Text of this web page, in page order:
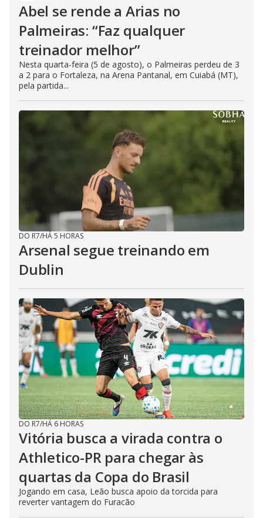
Abel se rende a Arias no
Palmeiras: “Faz qualquer
treinador melhor”
Nesta quarta-feira (5 de agosto), o Palmeiras perdeu de 3
a 2 para o Fortaleza, na Arena Pantanal, em Cuiabá (MT),
pela partida...
DO R7/HÁ 5 HORAS
Arsenal segue treinando em
Dublin
DO R7/HÁ 6 HORAS
Vitória busca a virada contra o
Athletico-PR para chegar às
quartas da Copa do Brasil
Jogando em casa, Leão busca apoio da torcida para
reverter vantagem do Furacão